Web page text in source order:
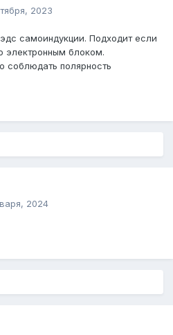
2023
самоиндукции. Подходит если
электронным блоком.
соблюдать полярность
2024